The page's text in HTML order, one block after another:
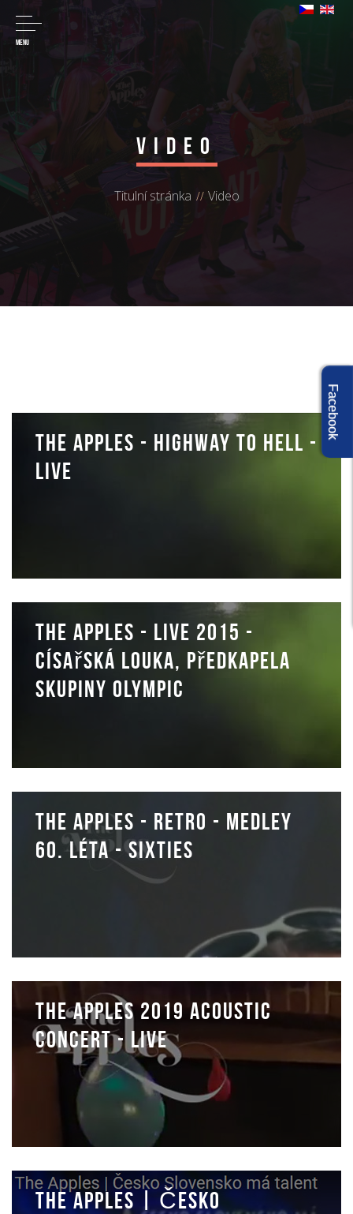
MENU
Video
Titulní stránka Video
The Apples | Česko
THE APPLES 2019 Acoustic
Concert - Live
The Apples - Retro - Medley
60. léta - Sixties
The Apples - LIVE 2015 -
Císařská louka, předkapela
skupiny Olympic
The Apples - Highway to hell -
Live
Facebook